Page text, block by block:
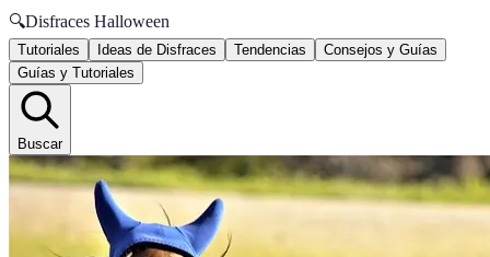
🔍Disfraces Halloween
Tutoriales Ideas de Disfraces Tendencias
Consejos y Guías
Guías y Tutoriales
Buscar